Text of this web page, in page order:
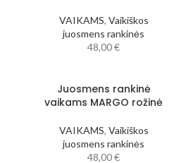
VAIKAMS, Vaikiškos
juosmens rankinės
48,00€
Juosmens rankinė
vaikams MARGO rožinė
VAIKAMS, Vaikiškos
juosmens rankinės
48,00€